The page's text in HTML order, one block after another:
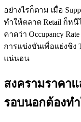
อย่างไรก็ตาม เมื่อ
ทำให้ตลาด Retail ก็ห
คาดว่า Occupancy
การแข่งขันเพื่อแย่งชิง
แน่นอน
สงครามราคาแ
รอบนอกต้องทำ